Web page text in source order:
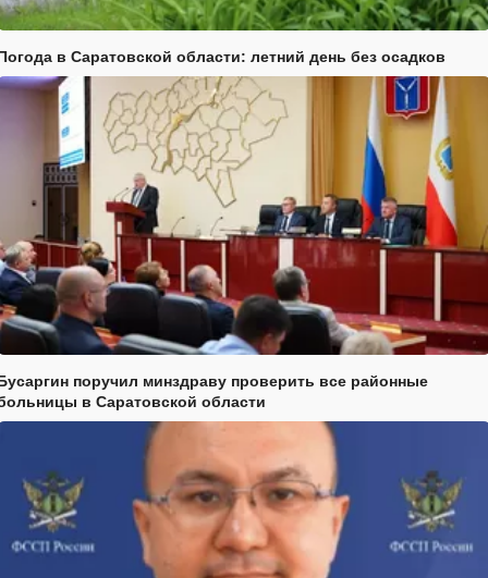
в Саратовской области: летний день без осадков
поручил минздраву проверить все районные
в Саратовской области